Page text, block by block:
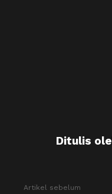
Ditulis
Artikel sebelum